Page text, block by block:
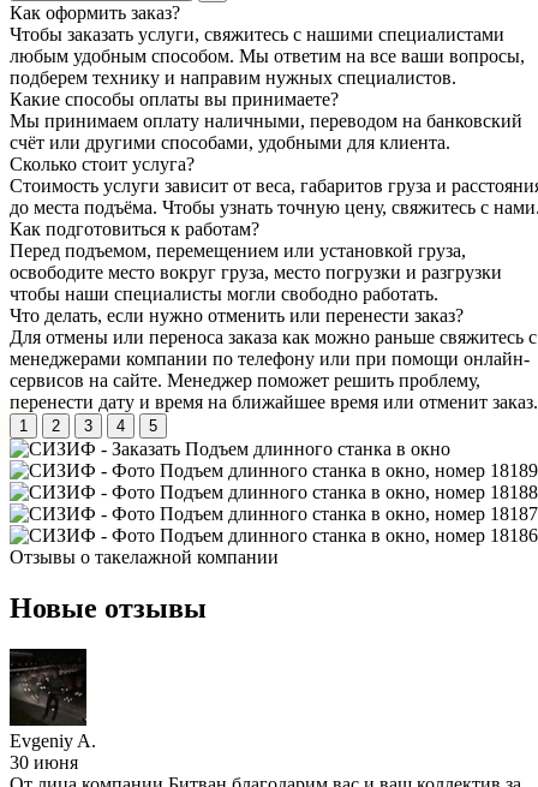
Как оформить заказ?
Чтобы заказать услуги, свяжитесь с нашими специалистами
любым удобным способом. Мы ответим на все ваши вопросы,
подберем технику и направим нужных специалистов.
Какие способы оплаты вы принимаете?
Мы принимаем оплату наличными, переводом на банковский
счёт или другими способами, удобными для клиента.
Сколько стоит услуга?
Стоимость услуги зависит от веса, габаритов груза и
до места подъёма. Чтобы узнать точную цену, свяжитесь с
Как подготовиться к работам?
Перед подъемом, перемещением или установкой груза,
освободите место вокруг груза, место погрузки и разгрузки
чтобы наши специалисты могли свободно работать.
Что делать, если нужно отменить или перенести заказ?
Для отмены или переноса заказа как можно раньше свяжитесь с
менеджерами компании по телефону или при помощи онлайн-
сервисов на сайте. Менеджер поможет решить проблему,
перенести дату и время на ближайшее время или отменит заказ.
1 2 3 4 5
Отзывы о такелажной компании
Новые отзывы
Evgeniy A.
30 июня